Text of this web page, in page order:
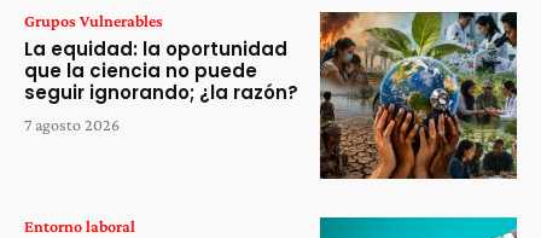
Grupos Vulnerables
La equidad: la oportunidad
que la ciencia no puede
seguir ignorando; ¿la razón?
7 agosto 2026
Entorno laboral